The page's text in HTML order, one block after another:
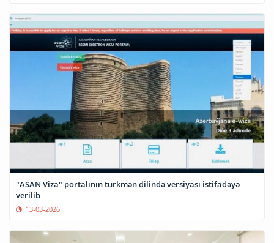
"ASAN Viza" portalının türkmən dilində versiyası istifadəyə
verilib
13-03-2026